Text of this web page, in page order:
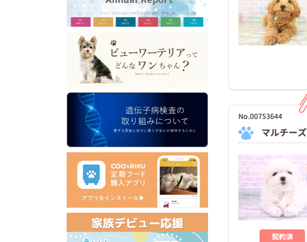
No.00753644
マルチーズ
契約済